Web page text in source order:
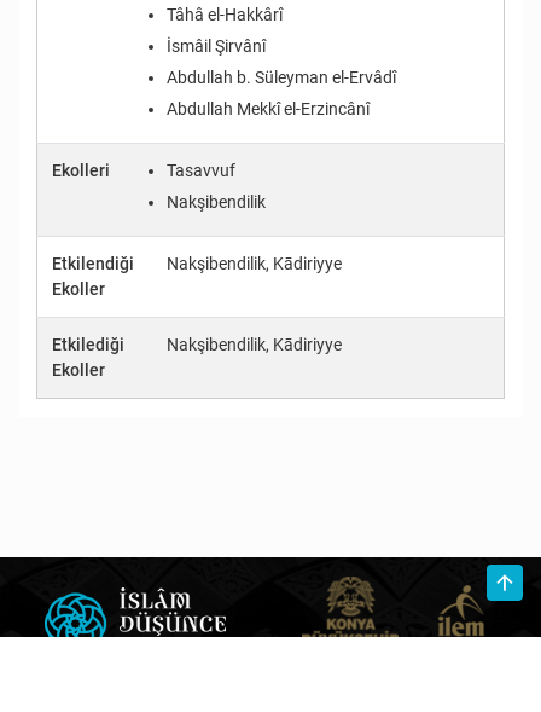
Tâhâ el-Hakkârî
İsmâil Şirvânî
Abdullah b. Süleyman el-Ervâdî
Abdullah Mekkî el-Erzincânî
Ekolleri
Tasavvuf
Nakşibendilik
Etkilendiği
Ekoller
Nakşibendilik, Kādiriyye
Etkilediği
Ekoller
Nakşibendilik, Kādiriyye